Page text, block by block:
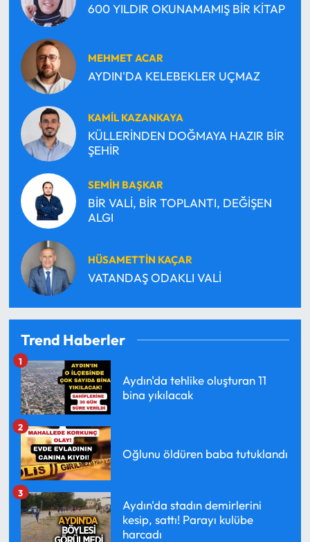
600 YILDIR OKUNAMAMIŞ BİR KİTAP
MEHMET ACAR
AYDIN'DA KELEBEKLER UÇMAZ
KAMİL KAZANKAYA
KÜLLERİNDEN DOĞMAYA HAZIR BİR
ŞEHİR
SEMİH BAŞKAR
BİR VALİ, BİR TOPLANTI, DEĞİŞEN
ALGI
HÜSAMETTİN KAÇAR
VATANDAŞ ODAKLI VALİ
Trend Haberler
Aydın'da tehlike oluşturan 11
bina yıkılacak
1
Oğlunu öldüren baba tutuklandı
2
Aydın'da stadın demirlerini
kesip, sattı! Parayı kulübe
harcadı
3